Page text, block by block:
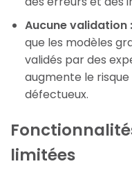
Aucune validation :
que les modèles
validés par des
augmente le risque
défectueux.
limitées